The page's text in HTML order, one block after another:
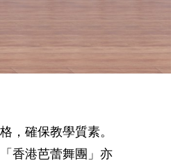
，確保教學質素。
香港芭蕾舞團」亦